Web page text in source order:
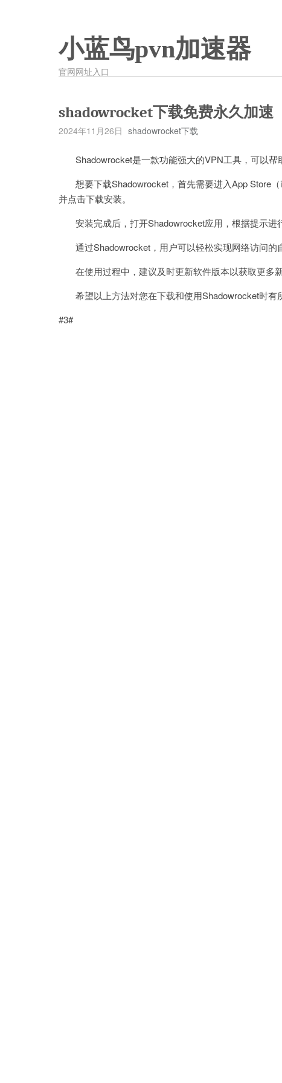
小蓝鸟pvn加速器
官网网址入口
shadowrocket下载免费永久加速
2024年11月26日 shadowrocket下载
Shadowrocket是一款功能强大的VPN工具，可以帮
想要下载Shadowrocket，首先需要进入App Store（
并点击下载安装。
安装完成后，打开Shadowrocket应用，根据提示进
通过Shadowrocket，用户可以轻松实现网络访问的
在使用过程中，建议及时更新软件版本以获取更多新
希望以上方法对您在下载和使用Shadowrocket时有
#3#